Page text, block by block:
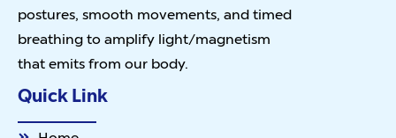
postures, smooth movements, and timed
breathing to amplify light/magnetism
that emits from our body.
Quick Link